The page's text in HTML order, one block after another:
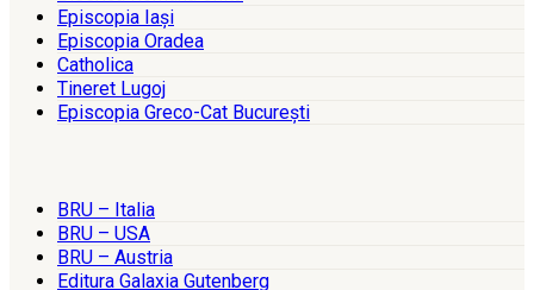
Episcopia Iaşi
Episcopia Oradea
Catholica
Tineret Lugoj
Episcopia Greco-Cat Bucureşti
BRU – Italia
BRU – USA
BRU – Austria
Editura Galaxia Gutenberg